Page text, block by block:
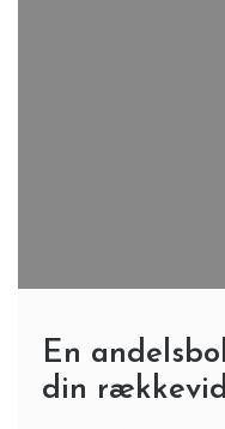
En
din